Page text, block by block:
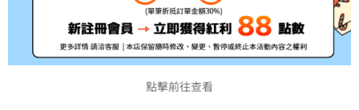
點擊前往查看